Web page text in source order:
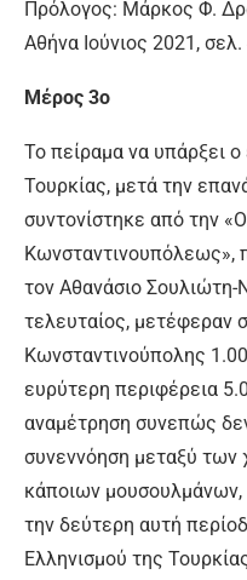
Πρόλογος: Μάρκος Φ.
Αθήνα Ιούνιος 2021,
Μέρος 3ο
Το πείραμα να υπάρξει
Τουρκίας, μετά την
συντονίστηκε από την
Κωνσταντινουπόλεως»,
τον Αθανάσιο
τελευταίος, μετέφεραν
Κωνσταντινούπολης
ευρύτερη περιφέρεια
αναμέτρηση συνεπώς
συνεννόηση μεταξύ των
κάποιων
την δεύτερη αυτή
Ελληνισμού της